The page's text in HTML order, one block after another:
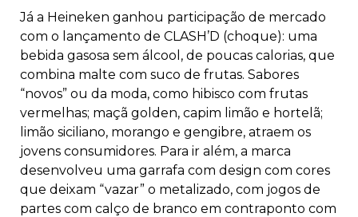
Já a Heineken ganhou participação de mercado
com o lançamento de CLASH’D (choque): uma
bebida gasosa sem álcool, de poucas calorias, que
combina malte com suco de frutas. Sabores
“novos” ou da moda, como hibisco com frutas
vermelhas; maçã golden, capim limão e hortelã;
limão siciliano, morango e gengibre, atraem os
jovens consumidores. Para ir além, a marca
desenvolveu uma garrafa com design com cores
que deixam “vazar” o metalizado, com jogos de
partes com calço de branco em contraponto com